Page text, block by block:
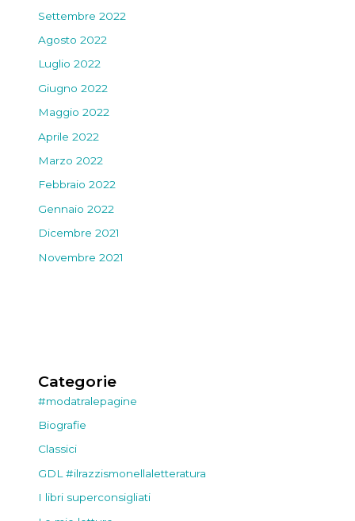
Settembre 2022
Agosto 2022
Luglio 2022
Giugno 2022
Maggio 2022
Aprile 2022
Marzo 2022
Febbraio 2022
Gennaio 2022
Dicembre 2021
Novembre 2021
Categorie
#modatralepagine
Biografie
Classici
GDL #ilrazzismonellaletteratura
I libri superconsigliati